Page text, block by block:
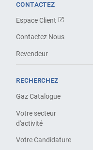
CONTACTEZ
Espace Client
Contactez Nous
Revendeur
RECHERCHEZ
Gaz Catalogue
Votre secteur
d'activité
Votre Candidature